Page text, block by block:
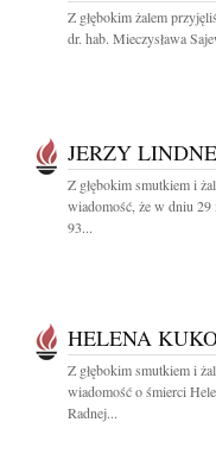
Z głębokim żalem
dr. hab. Mieczysława
JERZY
Z głębokim smutkiem i
wiadomość, że w dniu
93...
HELENA
Z głębokim smutkiem i
wiadomość o śmierci
Radnej...